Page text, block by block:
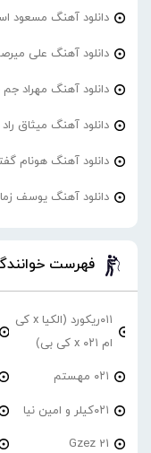
دانلود آهنگ مسعود
دانلود آهنگ علی
دانلود آهنگ مهراد
دانلود آهنگ میثاق
دانلود آهنگ هونام
دانلود آهنگ یوسف
فهرست
۰۱۱ریکورد (الکیا x کی
ام ۰۲۱ x کی بی)
۰۲۱ مهستم
۰۲۱کیلر و امین نیا
21 Gzez